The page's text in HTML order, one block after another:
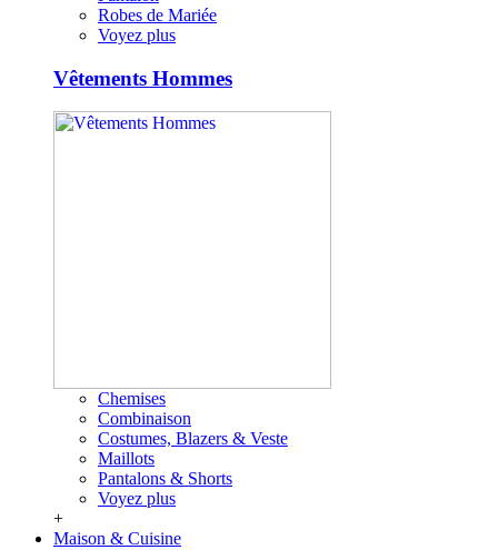
Robes de Mariée
Voyez plus
Vêtements Hommes
Chemises
Combinaison
Costumes, Blazers & Veste
Maillots
Pantalons & Shorts
Voyez plus
+
Maison & Cuisine